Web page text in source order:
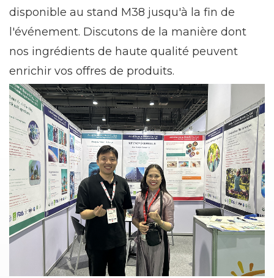
disponible au stand M38 jusqu'à la fin de
l'événement. Discutons de la manière dont
nos ingrédients de haute qualité peuvent
enrichir vos offres de produits.